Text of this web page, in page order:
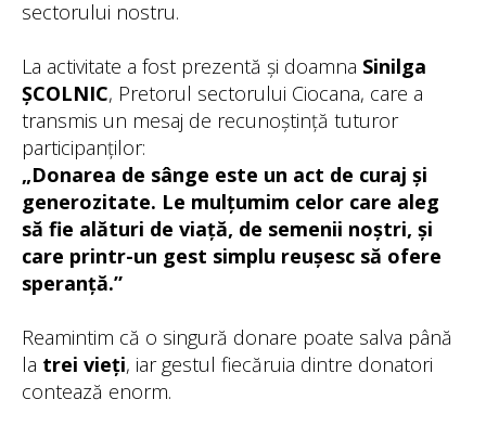
sectorului nostru.
La activitate a fost prezentă și doamna Sinilga
ȘCOLNIC, Pretorul sectorului Ciocana, care a
transmis un mesaj de recunoștință tuturor
participanților:
„Donarea de sânge este un act de curaj și
generozitate. Le mulțumim celor care aleg
să fie alături de viață, de semenii noștri, și
care printr-un gest simplu reușesc să ofere
speranță.”
Reamintim că o singură donare poate salva până
la trei vieți, iar gestul fiecăruia dintre donatori
contează enorm.